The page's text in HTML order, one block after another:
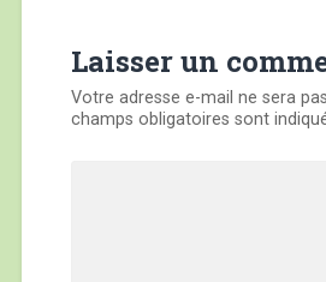
Laisser un
Votre adresse e-mail ne sera
champs obligatoires sont